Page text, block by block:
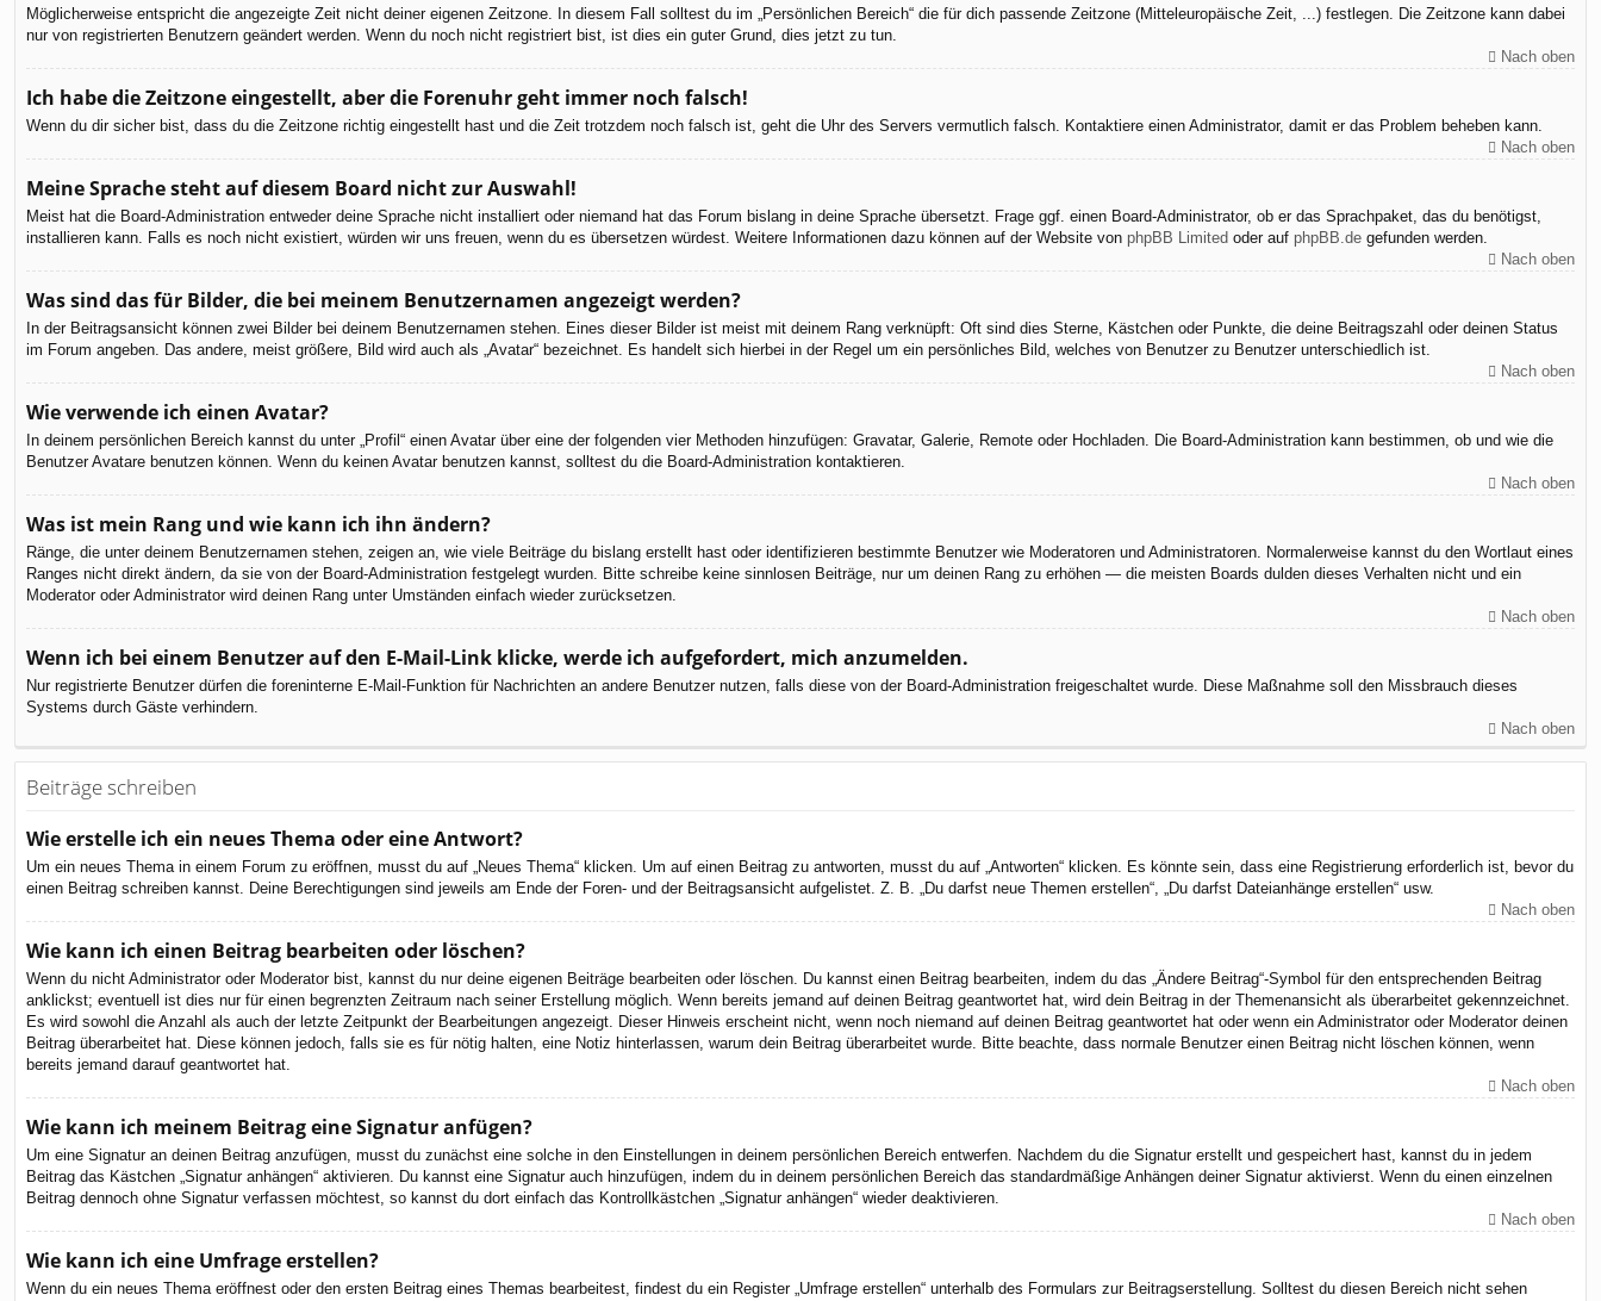
Möglicherweise entspricht die angezeigte Zeit nicht deiner eigenen Zeitzone. In diesem Fall solltest du im „Persönlichen Bereich“ die für dich passende Zeitzone (Mitteleuropäische Zeit, ...) festlegen. Die Zeitzone kann dabei
nur von registrierten Benutzern geändert werden. Wenn du noch nicht registriert bist, ist dies ein guter Grund, dies jetzt zu tun.
Nach oben
Ich habe die Zeitzone eingestellt, aber die Forenuhr geht immer noch falsch!
Wenn du dir sicher bist, dass du die Zeitzone richtig eingestellt hast und die Zeit trotzdem noch falsch ist, geht die Uhr des Servers vermutlich falsch. Kontaktiere einen Administrator, damit er das Problem beheben kann.
Nach oben
Meine Sprache steht auf diesem Board nicht zur Auswahl!
Meist hat die Board-Administration entweder deine Sprache nicht installiert oder niemand hat das Forum bislang in deine Sprache übersetzt. Frage ggf. einen Board-Administrator, ob er das Sprachpaket, das du benötigst,
installieren kann. Falls es noch nicht existiert, würden wir uns freuen, wenn du es übersetzen würdest. Weitere Informationen dazu können auf der Website von phpBB Limited oder auf phpBB.de gefunden werden.
Nach oben
Was sind das für Bilder, die bei meinem Benutzernamen angezeigt werden?
In der Beitragsansicht können zwei Bilder bei deinem Benutzernamen stehen. Eines dieser Bilder ist meist mit deinem Rang verknüpft: Oft sind dies Sterne, Kästchen oder Punkte, die deine Beitragszahl oder deinen Status
im Forum angeben. Das andere, meist größere, Bild wird auch als „Avatar“ bezeichnet. Es handelt sich hierbei in der Regel um ein persönliches Bild, welches von Benutzer zu Benutzer unterschiedlich ist.
Nach oben
Wie verwende ich einen Avatar?
In deinem persönlichen Bereich kannst du unter „Profil“ einen Avatar über eine der folgenden vier Methoden hinzufügen: Gravatar, Galerie, Remote oder Hochladen. Die Board-Administration kann bestimmen, ob und wie die
Benutzer Avatare benutzen können. Wenn du keinen Avatar benutzen kannst, solltest du die Board-Administration kontaktieren.
Nach oben
Was ist mein Rang und wie kann ich ihn ändern?
Ränge, die unter deinem Benutzernamen stehen, zeigen an, wie viele Beiträge du bislang erstellt hast oder identifizieren bestimmte Benutzer wie Moderatoren und Administratoren. Normalerweise kannst du den Wortlaut eines
Ranges nicht direkt ändern, da sie von der Board-Administration festgelegt wurden. Bitte schreibe keine sinnlosen Beiträge, nur um deinen Rang zu erhöhen — die meisten Boards dulden dieses Verhalten nicht und ein
Moderator oder Administrator wird deinen Rang unter Umständen einfach wieder zurücksetzen.
Nach oben
Wenn ich bei einem Benutzer auf den E-Mail-Link klicke, werde ich aufgefordert, mich anzumelden.
Nur registrierte Benutzer dürfen die foreninterne E-Mail-Funktion für Nachrichten an andere Benutzer nutzen, falls diese von der Board-Administration freigeschaltet wurde. Diese Maßnahme soll den Missbrauch dieses
Systems durch Gäste verhindern.
Nach oben
Beiträge schreiben
Wie erstelle ich ein neues Thema oder eine Antwort?
Um ein neues Thema in einem Forum zu eröffnen, musst du auf „Neues Thema“ klicken. Um auf einen Beitrag zu antworten, musst du auf „Antworten“ klicken. Es könnte sein, dass eine Registrierung erforderlich ist, bevor du
einen Beitrag schreiben kannst. Deine Berechtigungen sind jeweils am Ende der Foren- und der Beitragsansicht aufgelistet. Z. B. „Du darfst neue Themen erstellen“, „Du darfst Dateianhänge erstellen“ usw.
Nach oben
Wie kann ich einen Beitrag bearbeiten oder löschen?
Wenn du nicht Administrator oder Moderator bist, kannst du nur deine eigenen Beiträge bearbeiten oder löschen. Du kannst einen Beitrag bearbeiten, indem du das „Ändere Beitrag“-Symbol für den entsprechenden Beitrag
anklickst; eventuell ist dies nur für einen begrenzten Zeitraum nach seiner Erstellung möglich. Wenn bereits jemand auf deinen Beitrag geantwortet hat, wird dein Beitrag in der Themenansicht als überarbeitet gekennzeichnet.
Es wird sowohl die Anzahl als auch der letzte Zeitpunkt der Bearbeitungen angezeigt. Dieser Hinweis erscheint nicht, wenn noch niemand auf deinen Beitrag geantwortet hat oder wenn ein Administrator oder Moderator deinen
Beitrag überarbeitet hat. Diese können jedoch, falls sie es für nötig halten, eine Notiz hinterlassen, warum dein Beitrag überarbeitet wurde. Bitte beachte, dass normale Benutzer einen Beitrag nicht löschen können, wenn
bereits jemand darauf geantwortet hat.
Nach oben
Wie kann ich meinem Beitrag eine Signatur anfügen?
Um eine Signatur an deinen Beitrag anzufügen, musst du zunächst eine solche in den Einstellungen in deinem persönlichen Bereich entwerfen. Nachdem du die Signatur erstellt und gespeichert hast, kannst du in jedem
Beitrag das Kästchen „Signatur anhängen“ aktivieren. Du kannst eine Signatur auch hinzufügen, indem du in deinem persönlichen Bereich das standardmäßige Anhängen deiner Signatur aktivierst. Wenn du einen einzelnen
Beitrag dennoch ohne Signatur verfassen möchtest, so kannst du dort einfach das Kontrollkästchen „Signatur anhängen“ wieder deaktivieren.
Nach oben
Wie kann ich eine Umfrage erstellen?
Wenn du ein neues Thema eröffnest oder den ersten Beitrag eines Themas bearbeitest, findest du ein Register „Umfrage erstellen“ unterhalb des Formulars zur Beitragserstellung. Solltest du diesen Bereich nicht sehen